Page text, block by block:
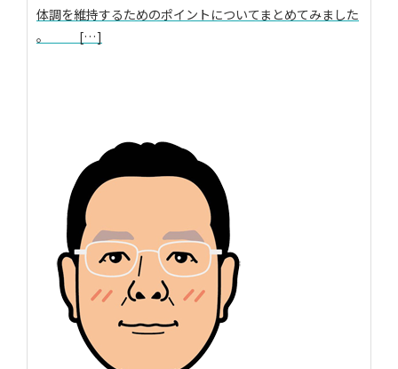
体調を維持するためのポイントについてまとめてみました
。 […]